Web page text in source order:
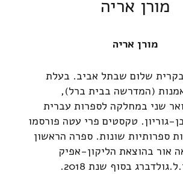
מורן אריה
מורן אריה
בקרית שלום שבתל אביב. בעלת
(המדרשה בבית ברל),
שני במחלקה לספרות עברית
גוריון. טקסטים פרי עטה פורסמו
ספרותיות שונות. ספרה הראשון
אור בהוצאת הליקון-אפיק
בסוף שנת 2018.